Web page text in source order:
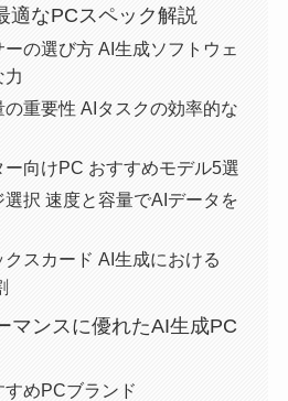
適なPCスペック解説
ーの選び方 AI生成ソフトウェ
力
の重要性 AIタスクの効率的な
ー向けPC おすすめモデル5選
選択 速度と容量でAIデータを
クスカード AI生成における
マンスに優れたAI生成PC
めPCブランド